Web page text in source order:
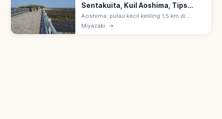
Sentakuita, Kuil Aoshima, Tips
Berkunjung
Aoshima: pulau kecil keliling 1,5 km di
Miyazaki, dicapai jalan kaki via jembatan.
Dikelilingi batuan Oni no Sentakuita; Kuil
Miyazaki →